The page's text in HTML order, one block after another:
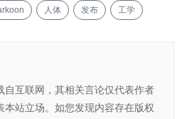
人体 发布 工学
自互联网，其相关言论仅代表作者
本站立场。如您发现内容存在版权